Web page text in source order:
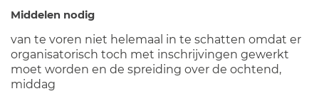
Middelen nodig
van te voren niet helemaal in te schatten omdat er
organisatorisch toch met inschrijvingen gewerkt
moet worden en de spreiding over de ochtend,
middag